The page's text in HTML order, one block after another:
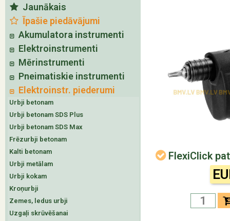
Jaunākais
Īpašie piedāvājumi
Akumulatora instrumenti
Elektroinstrumenti
Mērinstrumenti
Pneimatiskie instrumenti
Elektroinstr. piederumi
Urbji betonam
Urbji betonam SDS Plus
Urbji betonam SDS Max
Frēzurbji betonam
Kalti betonam
Urbji metālam
Urbji kokam
Kroņurbji
Zemes, ledus urbji
Uzgaļi skrūvēšanai
FlexiClick